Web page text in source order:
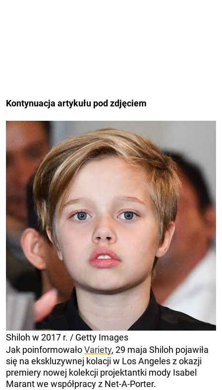
Kontynuacja artykułu pod zdjęciem
Shiloh w 2017 r. / Getty Images
Jak poinformowałoVariety, 29 maja Shiloh pojawiła
się na ekskluzywnej kolacji w Los Angeles z okazji
premiery nowej kolekcji projektantki mody Isabel
Marant we współpracy z Net-A-Porter.